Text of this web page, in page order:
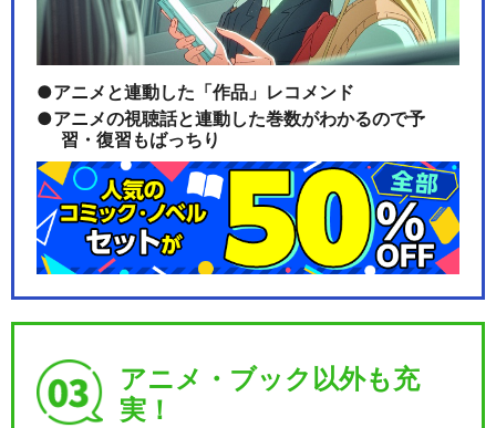
閉じる
アニメと連動した「作品」レコメンド
アニメの視聴話と連動した巻数がわかるので予
習・復習もばっちり
アニメ・ブック以外も充
実！